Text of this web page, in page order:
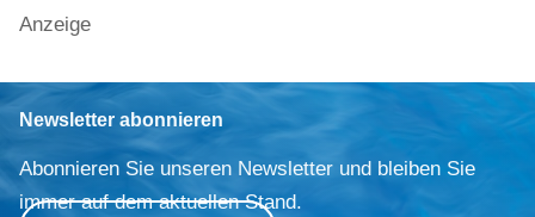
Anzeige
Newsletter abonnieren
Abonnieren Sie unseren Newsletter und bleiben Sie
immer auf dem aktuellen Stand.